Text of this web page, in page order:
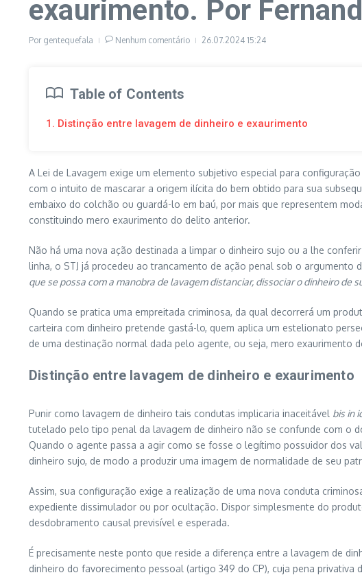
exaurimento. Por
Por gentequefala Nenhum comentário 26.07.2024 15:24
Table of Contents
1. Distinção entre lavagem de dinheiro e exaurimento
A Lei de Lavagem exige um elemento subjetivo especial para
com o intuito de mascarar a origem ilícita do bem obtido para sua
embaixo do colchão ou guardá-lo em baú, por mais que representem
constituindo mero exaurimento do delito anterior.
Não há uma nova ação destinada a limpar o dinheiro sujo ou a lhe
linha, o STJ já procedeu ao trancamento de ação penal sob o argumento
que se possa com a manobra de lavagem distanciar, dissociar o dinheiro de
Quando se pratica uma empreitada criminosa, da qual decorrerá um
carteira com dinheiro pretende gastá-lo, quem aplica um estelionato
de uma destinação normal dada pelo agente, ou seja, mero exaurimento
Distinção entre lavagem de dinheiro e exaurimento
Punir como lavagem de dinheiro tais condutas implicaria inaceitável bis in
tutelado pelo tipo penal da lavagem de dinheiro não se confunde com o
Quando o agente passa a agir como se fosse o legítimo possuidor dos
dinheiro sujo, de modo a produzir uma imagem de normalidade de seu
Assim, sua configuração exige a realização de uma nova conduta
expediente dissimulador ou por ocultação. Dispor simplesmente do
desdobramento causal previsível e esperada.
É precisamente neste ponto que reside a diferença entre a lavagem de
dinheiro do favorecimento pessoal (artigo 349 do CP), cuja pena